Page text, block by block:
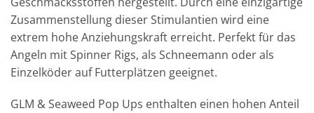
Zusammenstellung dieser Stimulantien wird eine
extrem hohe Anziehungskraft erreicht. Perfekt für das
Angeln mit Spinner Rigs, als Schneemann oder als
Einzelköder auf Futterplätzen geeignet.
GLM & Seaweed Pop Ups enthalten einen hohen Anteil